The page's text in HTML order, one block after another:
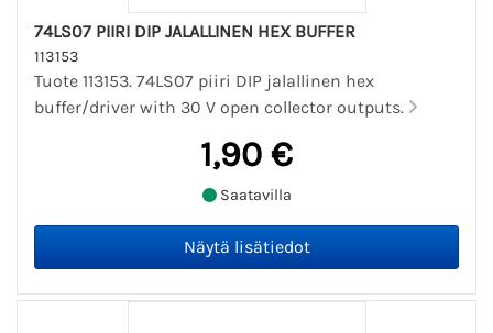
74LS07 PIIRI DIP JALALLINEN HEX BUFFER
113153
Tuote 113153. 74LS07 piiri DIP jalallinen hex
buffer/driver with 30 V open collector outputs.
1,90 €
Saatavilla